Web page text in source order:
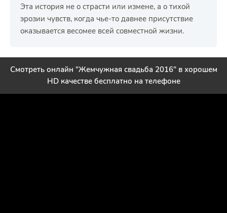
Эта история не о страсти или измене, а о тихой
эрозии чувств, когда чье-то давнее присутствие
оказывается весомее всей совместной жизни.
Смотреть онлайн "Жемчужная свадьба 2016" в хорошем
HD качестве бесплатно на телефоне